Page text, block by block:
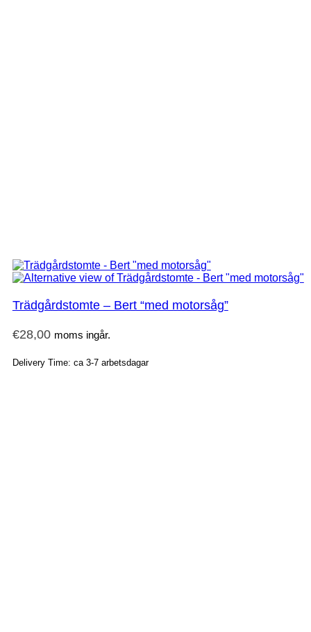
Trädgårdstomte – Bert “med motorsåg”
€28,00 moms ingår.
Delivery Time: ca 3-7 arbetsdagar